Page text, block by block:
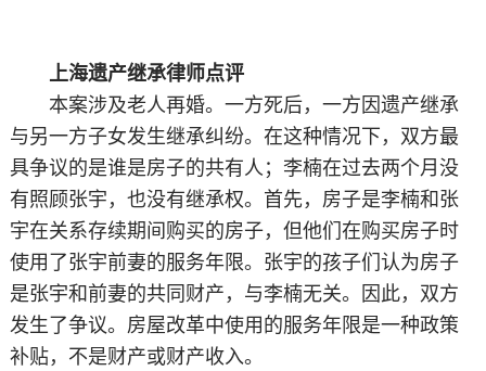
上海遗产继承律师点评
本案涉及老人再婚。一方死后，一方因遗产继承
与另一方子女发生继承纠纷。在这种情况下，双方最
具争议的是谁是房子的共有人；李楠在过去两个月没
有照顾张宇，也没有继承权。首先，房子是李楠和张
宇在关系存续期间购买的房子，但他们在购买房子时
使用了张宇前妻的服务年限。张宇的孩子们认为房子
是张宇和前妻的共同财产，与李楠无关。因此，双方
发生了争议。房屋改革中使用的服务年限是一种政策
补贴，不是财产或财产收入。